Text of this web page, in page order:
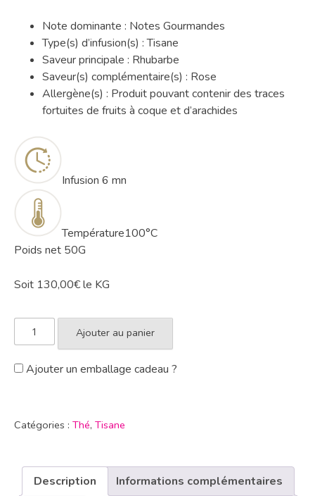
Note dominante : Notes Gourmandes
Type(s) d’infusion(s) : Tisane
Saveur principale : Rhubarbe
Saveur(s) complémentaire(s) : Rose
Allergène(s) : Produit pouvant contenir des traces
fortuites de fruits à coque et d’arachides
Infusion 6 mn
Température100°C
Poids net 50G
Soit 130,00€ le KG
Ajouter au panier
Ajouter un emballage cadeau ?
Catégories : Thé, Tisane
Description
Informations complémentaires